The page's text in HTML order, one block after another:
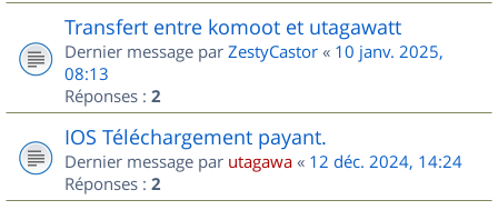
Transfert entre komoot et utagawatt
Dernier message par ZestyCastor « 10 janv. 2025,
08:13
Réponses : 2
IOS Téléchargement payant.
Dernier message par utagawa « 12 déc. 2024, 14:24
Réponses : 2